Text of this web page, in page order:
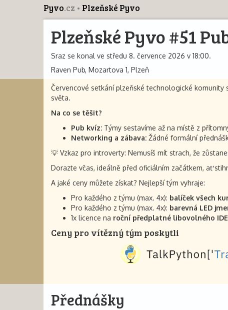
Pyvo.cz Plzeňské Pyvo
Plzeňské Pyvo #51
Sraz se konal ve středu 8. července 2026 v 18:00.
Raven Pub, Mozartova 1, Plzeň
Červencové setkání plzeňské technologické komunity
světa.
Na co se těšit?
Pub kvíz: Týmy sestavíme až na místě z
Networking a zábava: Žádné formální
💡 Vzkaz pro introverty: Nemusíš mít strach, že
Dorazte včas, ideálně před oficiálním začátkem, ať
A jaké ceny můžete získat? Nejlepší tým vyhraje:
Pro každého z týmu (max. 4x): balíček všech
Pro každého z týmu (max. 4x): barevná LED
1x licence na roční předplatné libovolného
Ceny pro vítězný tým poskytli
Přednášky